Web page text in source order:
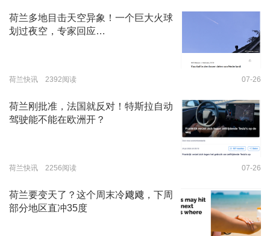
荷兰多地目击天空异象！一个巨大火球
划过夜空，专家回应…
荷兰快讯 2392阅读 07-26
荷兰刚批准，法国就反对！特斯拉自动
驾驶能不能在欧洲开？
荷兰快讯 2256阅读 07-26
荷兰要变天了？这个周末冷飕飕，下周
部分地区直冲35度